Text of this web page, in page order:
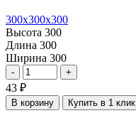
300х300х300
Высота 300
Длина 300
Ширина 300
- +
43 ₽
В корзину Купить в 1 клик